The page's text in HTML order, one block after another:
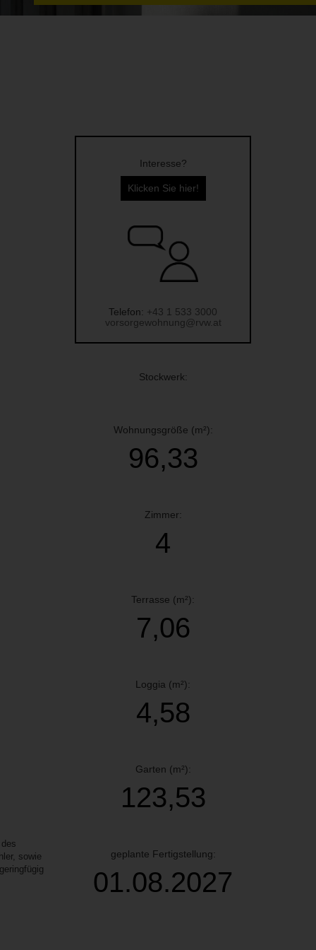
Interesse?
Klicken Sie hier!
Telefon: +43 1 533 3000
vorsorgewohnung@rvw.at
Stockwerk:
Wohnungsgröße (m²):
96,33
Zimmer:
4
Terrasse (m²):
7,06
Loggia (m²):
4,58
Garten (m²):
123,53
geplante Fertigstellung:
01.08.2027
sowie